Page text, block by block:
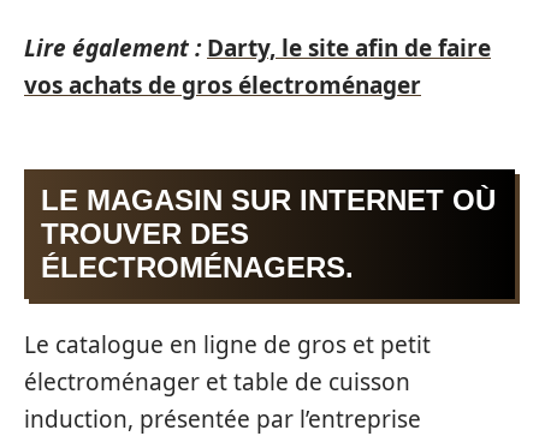
Lire également : Darty, le site afin de faire
vos achats de gros électroménager
LE MAGASIN SUR INTERNET OÙ
TROUVER DES
ÉLECTROMÉNAGERS.
Le catalogue en ligne de gros et petit
électroménager et table de cuisson
induction, présentée par l’entreprise